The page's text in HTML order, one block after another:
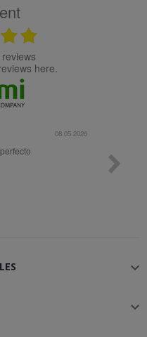
reviews
here.
08.05.2026

